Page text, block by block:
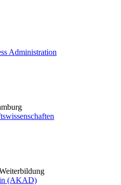
Administration
(AKAD)